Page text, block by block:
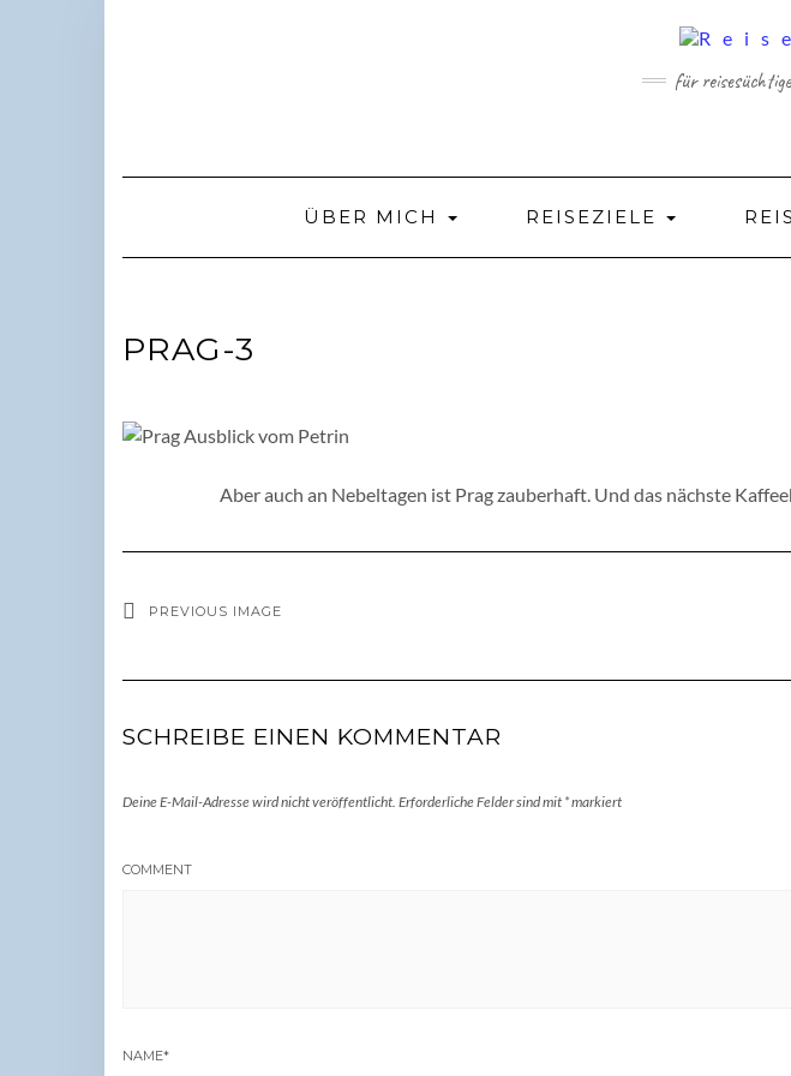
für
ÜBER MICH REISEZIELE
PRAG-3
Aber auch an Nebeltagen ist Prag zauberhaft. Und das nächste
PREVIOUS IMAGE
SCHREIBE EINEN KOMMENTAR
Deine E-Mail-Adresse wird nicht veröffentlicht. Erforderliche Felder sind mit *markiert
COMMENT
NAME*